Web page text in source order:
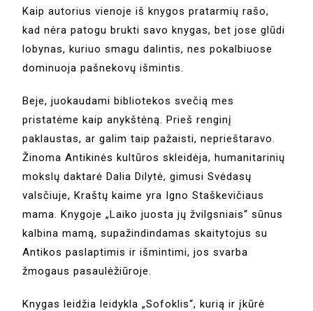
Kaip autorius vienoje iš knygos pratarmių rašo,
kad nėra patogu brukti savo knygas, bet jose glūdi
lobynas, kuriuo smagu dalintis, nes pokalbiuose
dominuoja pašnekovų išmintis.
Beje, juokaudami bibliotekos svečią mes
pristatėme kaip anykštėną. Prieš renginį
paklaustas, ar galim taip pažaisti, neprieštaravo.
Žinoma Antikinės kultūros skleidėja, humanitarinių
mokslų daktarė Dalia Dilytė, gimusi Svėdasų
valsčiuje, Kraštų kaime yra Igno Staškevičiaus
mama. Knygoje „Laiko juosta jų žvilgsniais“ sūnus
kalbina mamą, supažindindamas skaitytojus su
Antikos paslaptimis ir išmintimi, jos svarba
žmogaus pasaulėžiūroje.
Knygas leidžia leidykla „Sofoklis“, kurią ir įkūrė